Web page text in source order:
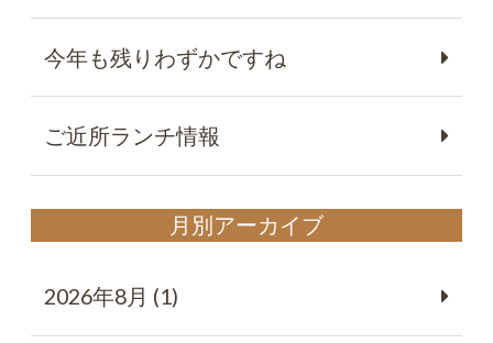
今年も残りわずかですね
ご近所ランチ情報
月別アーカイブ
2026年8月 (1)